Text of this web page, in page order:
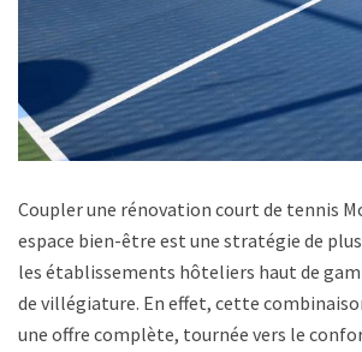
Coupler une rénovation court de tennis
espace bien-être est une stratégie de
les établissements hôteliers haut de
de villégiature. En effet, cette
une offre complète, tournée vers le